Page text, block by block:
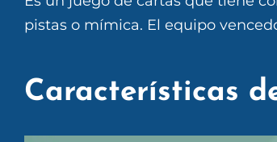
pistas o mímica. El equipo
Características